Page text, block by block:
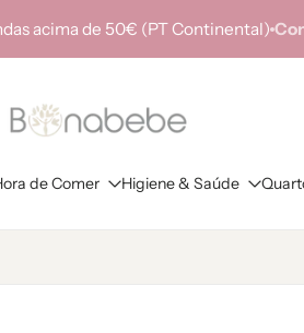
acima de 50€ (PT Continental)
de Comer Higiene & Saúde